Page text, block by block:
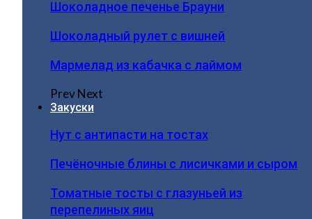
Шоколадное печенье Брауни
Шоколадный рулет с вишней
Мармелад из кабачка с лаймом
PrevNext
Закуски
Нут с антипасти на тостах
Печёночные блины с лисичками и сыром
Томатные тосты с глазуньей из
перепелиных яиц